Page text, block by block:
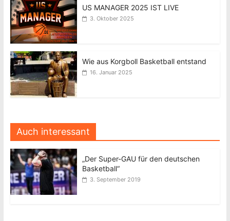
US MANAGER 2025 IST LIVE
3. Oktober 2025
Wie aus Korgboll Basketball entstand
16. Januar 2025
Auch interessant
„Der Super-GAU für den deutschen
Basketball“
3. September 2019